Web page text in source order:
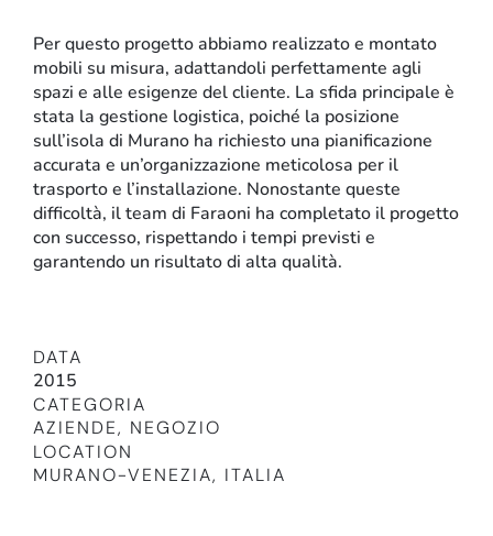
DATA
2015
CATEGORIA
AZIENDE, NEGOZIO
LOCATION
MURANO-VENEZIA, ITALIA
Per questo progetto abbiamo realizzato e montato
mobili su misura, adattandoli perfettamente agli
spazi e alle esigenze del cliente. La sfida principale è
stata la gestione logistica, poiché la posizione
sull’isola di Murano ha richiesto una pianificazione
accurata e un’organizzazione meticolosa per il
trasporto e l’installazione. Nonostante queste
difficoltà, il team di Faraoni ha completato il progetto
con successo, rispettando i tempi previsti e
garantendo un risultato di alta qualità.